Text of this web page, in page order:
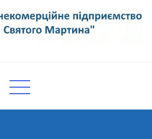
"Лікарня Святого